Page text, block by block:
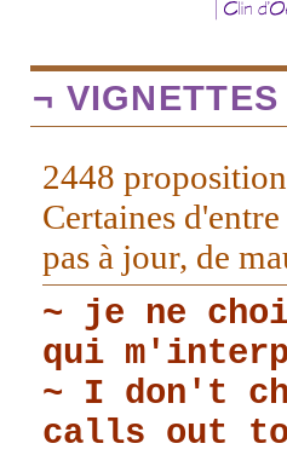
¬
2448
Certaines
pas à jour, de
~ je ne
qui
~ I don't
calls out to